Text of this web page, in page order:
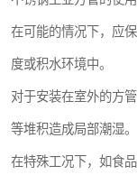
在可能的情况下，应
度或积水环境中。
对于安装在室外的方
等堆积造成局部潮湿。
在特殊工况下，如食